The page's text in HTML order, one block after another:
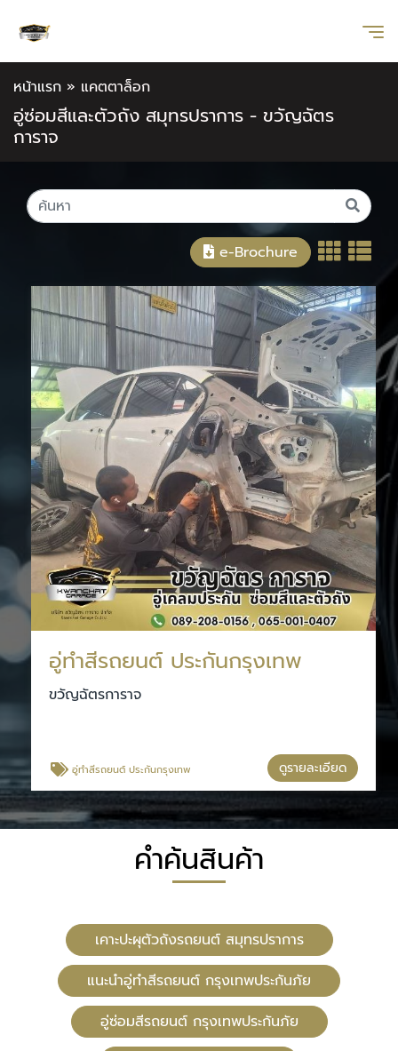
หน้าแรก » แคตตาล็อก
อู่ซ่อมสีและตัวถัง สมุทรปราการ - ขวัญฉัตร
การาจ
e-Brochure
อู่ทําสีรถยนต์ ประกันกรุงเทพ
ขวัญฉัตรการาจ
อู่ทําสีรถยนต์ ประกันกรุงเทพ ดูรายละเอียด
คำค้นสินค้า
เคาะปะผุตัวถังรถยนต์ สมุทรปราการ
แนะนำอู่ทำสีรถยนต์ กรุงเทพประกันภัย
อู่ซ่อมสีรถยนต์ กรุงเทพประกันภัย